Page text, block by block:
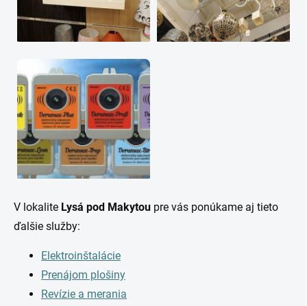
V lokalite Lysá pod Makytou pre vás ponúkame aj tieto
ďalšie služby:
Elektroinštalácie
Prenájom plošiny
Revízie a merania